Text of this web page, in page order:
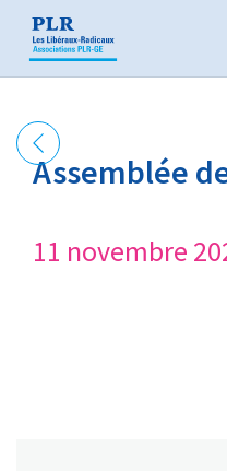
Assemblée
11 novembre
Panneau de gestion des cookies